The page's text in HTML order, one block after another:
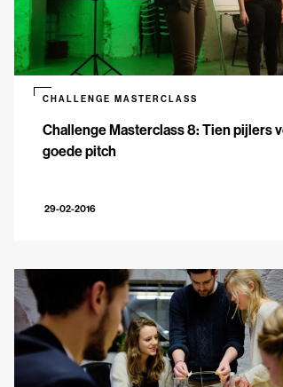
Challenge Masterclass 8: Tien pijlers
goede pitch
CHALLENGE MASTERCLASS
29-02-2016